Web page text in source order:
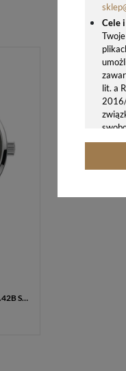
Cele
lit. a
95/
ZEGAREK ATLANTIC 68357.41.42B SPEEDWAY ROYAL – MĘSKI ZEGAREK NA BRANSOLECIE, SZAFIROWE SZKŁO, STAL SZLACHETNA, CZARNA TARCZA